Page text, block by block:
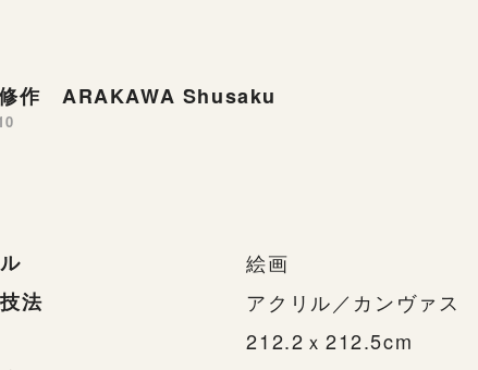
作 ARAKAWA Shusaku
絵画
法
アクリル／カンヴァス
212.2ｘ212.5cm